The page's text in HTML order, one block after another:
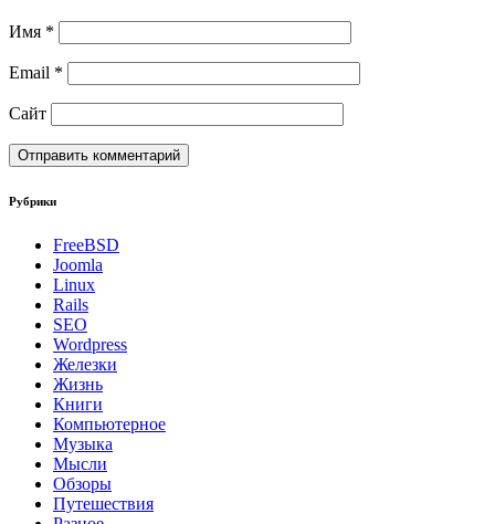
Имя *
Email *
Сайт
Рубрики
FreeBSD
Joomla
Linux
Rails
SEO
Wordpress
Железки
Жизнь
Книги
Компьютерное
Музыка
Мысли
Обзоры
Путешествия